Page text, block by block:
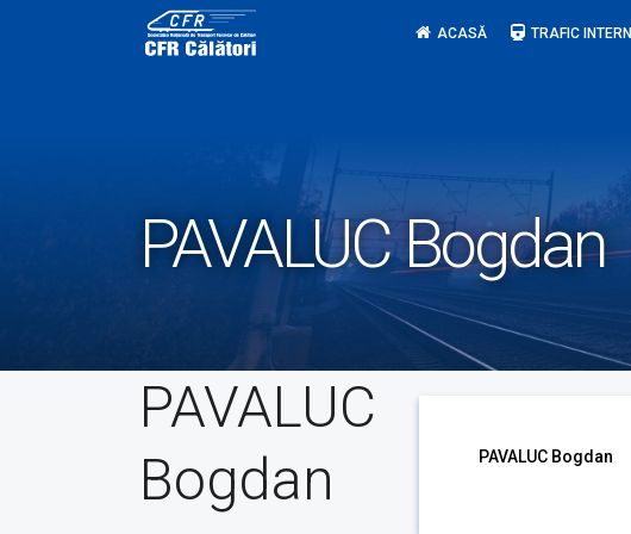
ACASĂ TRAFIC INTERN
PAVALUC Bogdan
PAVALUC
Bogdan
PAVALUC Bogdan